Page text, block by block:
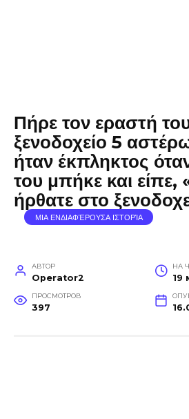
Πήρε τον εραστή
ξενοδοχείο 5
ήταν έκπληκτος
του μπήκε και
ήρθατε στο
ΜΙΑ ΕΝΔΙΑΦΈΡΟΥΣΑ ΙΣΤΟΡΊΑ
АВТОР
Operator2
НА
19
ПРОСМОТРОВ
397